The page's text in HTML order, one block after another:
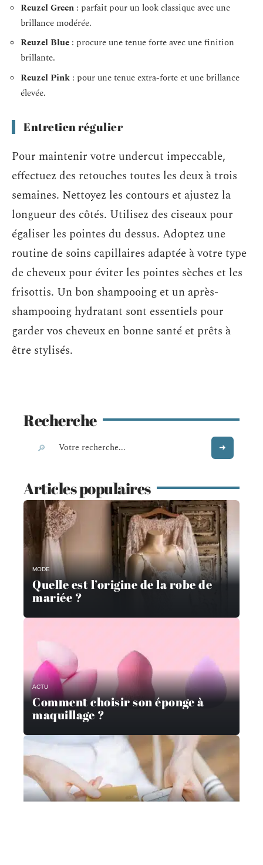
Reuzel Green : parfait pour un look classique avec une
brillance modérée.
Reuzel Blue : procure une tenue forte avec une finition
brillante.
Reuzel Pink : pour une tenue extra-forte et une brillance
élevée.
Entretien régulier
Pour maintenir votre undercut impeccable,
effectuez des retouches toutes les deux à trois
semaines. Nettoyez les contours et ajustez la
longueur des côtés. Utilisez des ciseaux pour
égaliser les pointes du dessus. Adoptez une
routine de soins capillaires adaptée à votre type
de cheveux pour éviter les pointes sèches et les
frisottis. Un bon shampooing et un après-
shampooing hydratant sont essentiels pour
garder vos cheveux en bonne santé et prêts à
être stylisés.
Recherche
Articles populaires
MODE
Quelle est l’origine de la robe de
mariée ?
ACTU
Comment choisir son éponge à
maquillage ?